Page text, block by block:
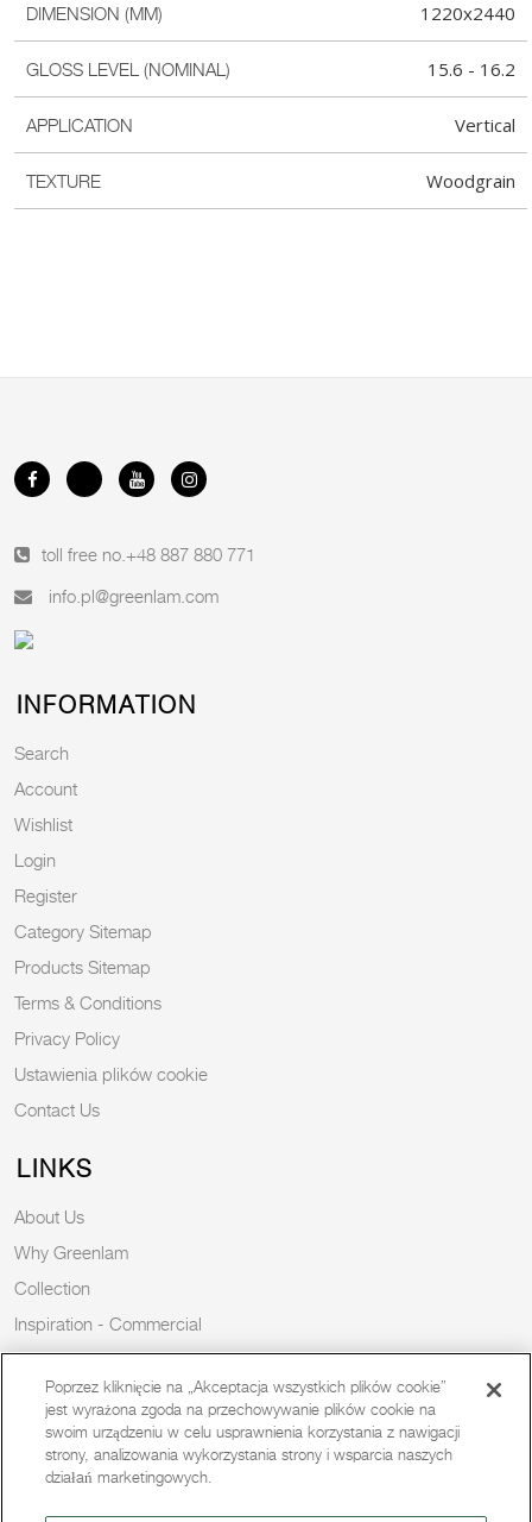
DIMENSION (MM) 1220x2440
GLOSS LEVEL (NOMINAL) 15.6 - 16.2
APPLICATION Vertical
TEXTURE Woodgrain
toll free no. +48 887 880 771
info.pl@greenlam.com
INFORMATION
Search
Account
Wishlist
Login
Register
Category Sitemap
Products Sitemap
Terms & Conditions
Privacy Policy
Ustawienia plików cookie
Contact Us
LINKS
About Us
Why Greenlam
Collection
Inspiration - Commercial
Inspiration - Residential
Case Study
Trends
Resources
Poprzez kliknięcie na „Akceptacja wszystkich plików cookie”
jest wyrażona zgoda na przechowywanie plików cookie na
swoim urządzeniu w celu usprawnienia korzystania z nawigacji
strony, analizowania wykorzystania strony i wsparcia naszych
działań marketingowych.